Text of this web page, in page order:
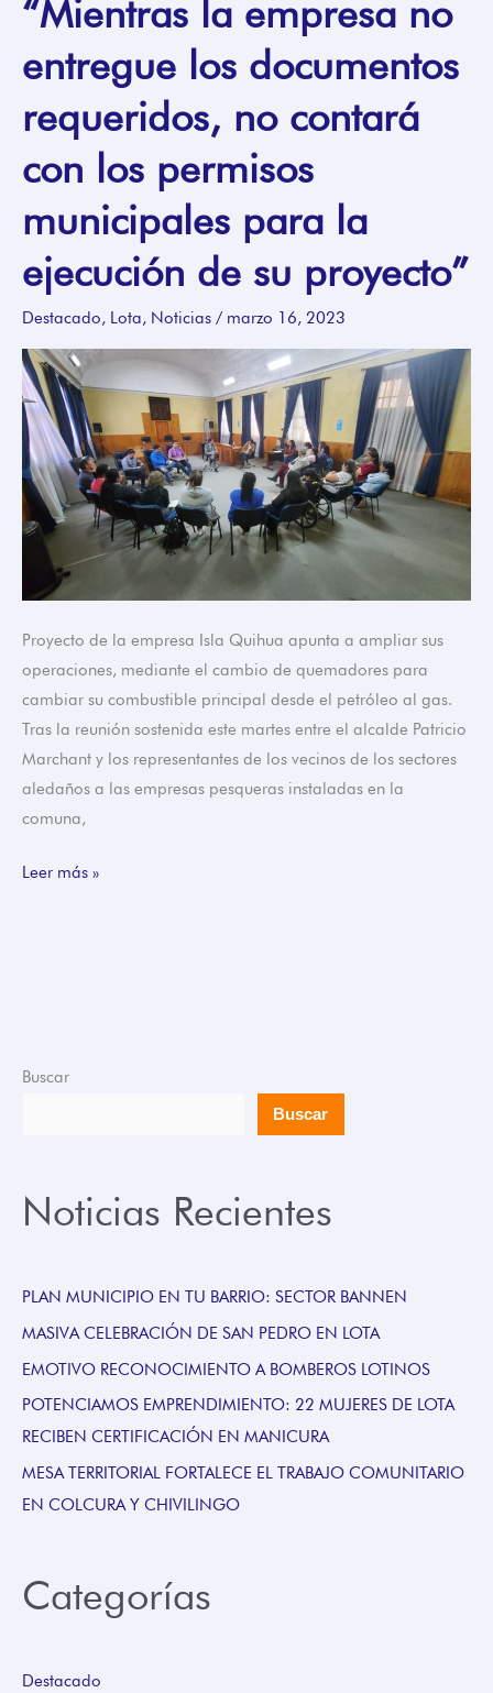
“Mientras la empresa no
entregue los documentos
requeridos, no contará
con los permisos
municipales para la
ejecución de su proyecto”
Destacado, Lota, Noticias / marzo 16, 2023
Proyecto de la empresa Isla Quihua apunta a ampliar sus
operaciones, mediante el cambio de quemadores para
cambiar su combustible principal desde el petróleo al gas.
Tras la reunión sostenida este martes entre el alcalde Patricio
Marchant y los representantes de los vecinos de los sectores
aledaños a las empresas pesqueras instaladas en la
comuna,
empresa
entregue
documentos
requeridos,
no
contará
con
los
permisos
municipales
para
la
ejecución
de
su
proyecto”
Leer más »
Buscar
Buscar
Noticias Recientes
PLAN MUNICIPIO EN TU BARRIO: SECTOR BANNEN
MASIVA CELEBRACIÓN DE SAN PEDRO EN LOTA
EMOTIVO RECONOCIMIENTO A BOMBEROS LOTINOS
POTENCIAMOS EMPRENDIMIENTO: 22 MUJERES DE LOTA
RECIBEN CERTIFICACIÓN EN MANICURA
MESA TERRITORIAL FORTALECE EL TRABAJO COMUNITARIO
EN COLCURA Y CHIVILINGO
Categorías
Destacado